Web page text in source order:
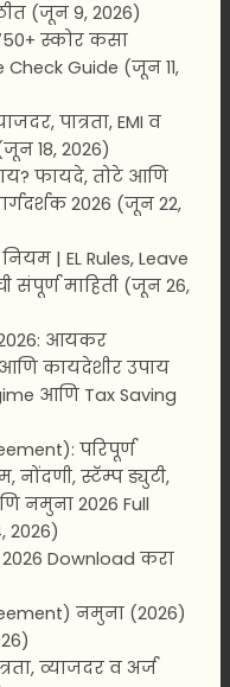
(जून 9, 2026)
स्कोर कसा
Check Guide (जून 11,
पात्रता, EMI व
18, 2026)
फायदे, तोटे आणि
2026 (जून 22,
| EL Rules, Leave
संपूर्ण माहिती (जून 26,
2026: आयकर
आणि कायदेशीर उपाय
आणि Tax Saving
परिपूर्ण
नोंदणी, स्टॅम्प ड्युटी,
नमुना 2026 Full
2026)
Download करा
नमुना (2026)
व्याजदर व अर्ज